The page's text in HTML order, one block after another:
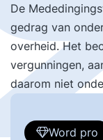
De
gedrag van
overheid. Het
vergunningen,
daarom niet
Word pro